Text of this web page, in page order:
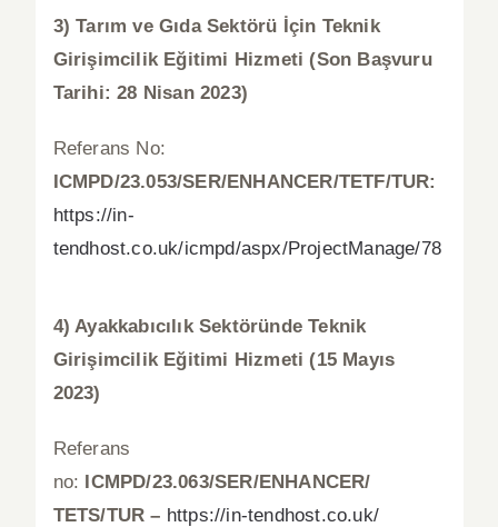
3)Tarım ve Gıda Sektörü İçin Teknik
Girişimcilik Eğitimi Hizmeti (Son Başvuru
Tarihi: 28 Nisan 2023)
Referans No:
ICMPD/23.053/SER/ENHANCER/TETF/TUR:
https://in-
tendhost.co.uk/icmpd/aspx/ProjectManage/78
4) Ayakkabıcılık Sektöründe Teknik
Girişimcilik Eğitimi Hizmeti (15 Mayıs
2023)
Referans
no: ICMPD/23.063/SER/ENHANCER/
TETS/TUR – https://in-tendhost.co.uk/